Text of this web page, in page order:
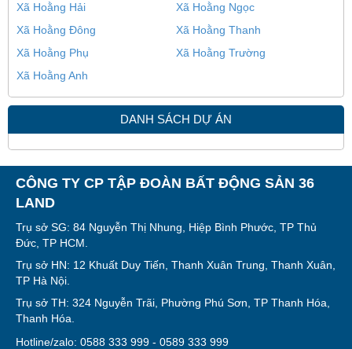
Xã Hoằng Hải
Xã Hoằng Ngọc
Xã Hoằng Đông
Xã Hoằng Thanh
Xã Hoằng Phụ
Xã Hoằng Trường
Xã Hoằng Anh
DANH SÁCH DỰ ÁN
CÔNG TY CP TẬP ĐOÀN BẤT ĐỘNG SẢN 36
LAND
Trụ sở SG: 84 Nguyễn Thị Nhung, Hiệp Bình Phước, TP Thủ
Đức, TP HCM.
Trụ sở HN: 12 Khuất Duy Tiến, Thanh Xuân Trung, Thanh Xuân,
TP Hà Nội.
Trụ sở TH: 324 Nguyễn Trãi, Phường Phú Sơn, TP Thanh Hóa,
Thanh Hóa.
Hotline/zalo: 0588 333 999 - 0589 333 999